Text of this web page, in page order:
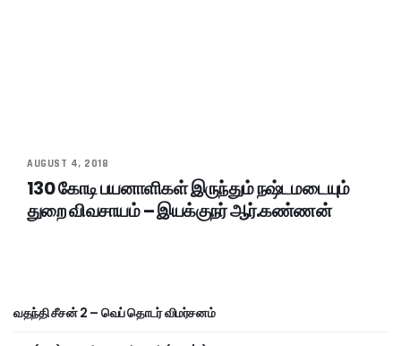
AUGUST 4, 2018
130 கோடி பயனாளிகள் இருந்தும் நஷ்டமடையும்
துறை விவசாயம் – இயக்குநர் ஆர்.கண்ணன்
வதந்தி சீசன் 2 – வெப் தொடர் விமர்சனம்